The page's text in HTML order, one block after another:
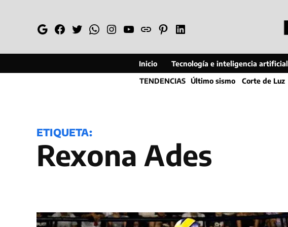
GoogleFacebook
TwitterWhatsapp
Instagram
YouTube
WebPinterestLinkedin
Inicio Tecnología e inteligencia artificial
TENDENCIAS Último sismo Corte de Luz
ETIQUETA:
Rexona Ades